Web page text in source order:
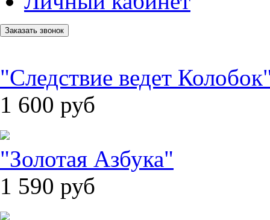
Заказать звонок
"Следствие ведет
1 600 руб
"Золотая Азбука"
1 590 руб